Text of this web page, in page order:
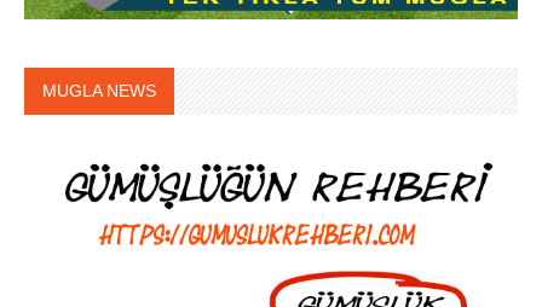
MUGLA NEWS